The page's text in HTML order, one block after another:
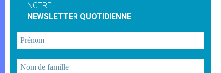
NOTRE
NEWSLETTER QUOTIDIENNE